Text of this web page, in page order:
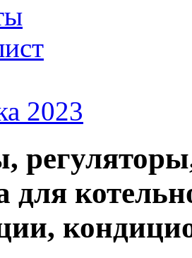
2023
для